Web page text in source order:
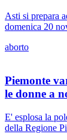
Asti si prepara
domenica 20
aborto
Piemonte
le donne a
E' esplosa la
della Regione